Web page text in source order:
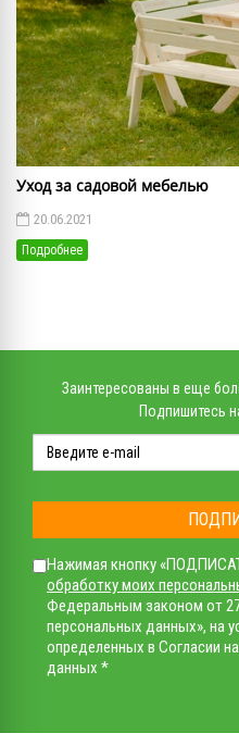
Уход за садовой мебелью
20.06.2021
Подробнее
Заинтересованы в еще
Подпишитесь
Нажимая кнопку
обработку моих
Федеральным законом от
персональных данных», на
определенных в Согласии
данных *